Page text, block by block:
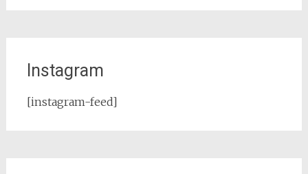
Instagram
[instagram-feed]